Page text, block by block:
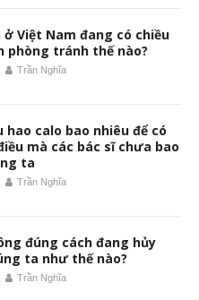
ở Việt Nam đang có chiều
phòng tránh thế nào?
Trần Nghĩa
hao calo bao nhiêu để có
mà các bác sĩ chưa bao
ta
Trần Nghĩa
đúng cách đang hủy
ta như thế nào?
Trần Nghĩa